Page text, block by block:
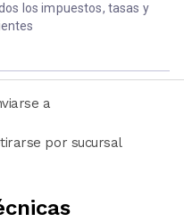
los impuestos, tasas y
a
por sucursal